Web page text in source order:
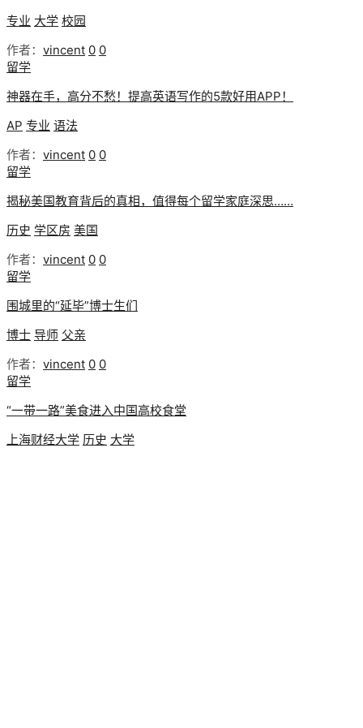
专业 大学 校园
作者： vincent 0 0
留学
神器在手，高分不愁！提高英语写作的5款好用APP！
AP 专业 语法
作者： vincent 0 0
留学
揭秘美国教育背后的真相，值得每个留学家庭深思……
历史 学区房 美国
作者： vincent 0 0
留学
围城里的“延毕”博士生们
博士 导师 父亲
作者： vincent 0 0
留学
“一带一路”美食进入中国高校食堂
上海财经大学 历史 大学